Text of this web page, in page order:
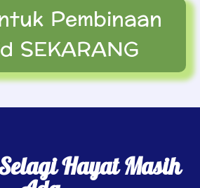
Pembinaan
SEKARANG
Hayat Masih